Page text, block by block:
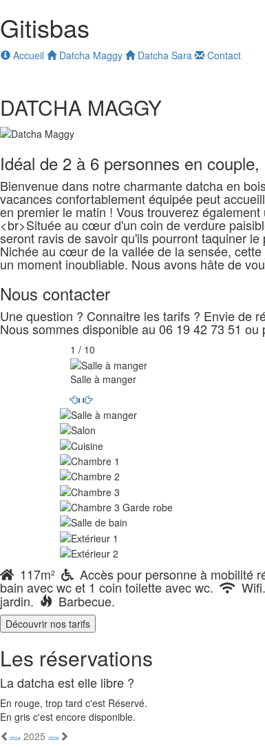
Gitisbas
Accueil Datcha Maggy Datcha Sara Contact
DATCHA MAGGY
Idéal de 2 à 6 personnes en
Bienvenue dans notre charmante datcha en
vacances confortablement équipée peut
en premier le matin ! Vous trouverez
<br>Située au cœur d'un coin de verdure
seront ravis de savoir qu'ils pourront taquiner
Nichée au cœur de la vallée de la sensée,
un moment inoubliable. Nous avons hâte de
Nous contacter
Une question ? Connaitre les tarifs ? Envie de
Nous sommes disponible au 06 19 42 73 51 ou
1 / 10
Salle à manger
117m² Accès pour personne à mobilité
bain avec wc et 1 coin toilette avec wc. Wifi.
jardin. Barbecue.
Découvrir nos tarifs
Les réservations
La datcha est elle libre ?
En rouge, trop tard c'est Réservé.
En gris c'est encore disponible.
2024 2025 2026